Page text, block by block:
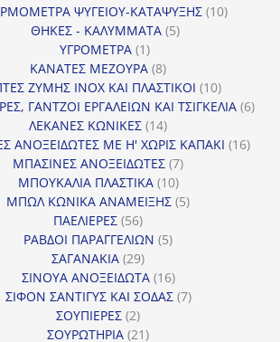
προϊόντα
ΨΥΓΕΙΟΥ-ΚΑΤΑΨΥΞΗΣ 1010
ΘΗΚΕΣ - ΚΑΛΥΜΜΑΤΑ 55
ΥΓΡΟΜΕΤΡΑ 11
προϊόν
ΚΑΝΑΤΕΣ ΜΕΖΟΥΡΑ 88
προϊόντα
ΖΥΜΗΣ INOX ΚΑΙ ΠΛΑΣΤΙΚΟΙ 1010
προϊόντα
ΓΑΝΤΖΟΙ ΕΡΓΑΛΕΙΩΝ ΚΑΙ ΤΣΙΓΚΕΛΙΑ 66
ΛΕΚΑΝΕΣ ΚΩΝΙΚΕΣ 1414
προϊόντα
ΑΝΟΞΕΙΔΩΤΕΣ ΜΕ Η' ΧΩΡΙΣ ΚΑΠΑΚΙ 1616
ΜΠΑΣΙΝΕΣ ΑΝΟΞΕΙΔΩΤΕΣ 77
ΜΠΟΥΚΑΛΙΑ ΠΛΑΣΤΙΚΑ 1010
προϊόντα
ΜΠΩΛ ΚΩΝΙΚΑ ΑΝΑΜΕΙΞΗΣ 55
ΠΑΕΛΙΕΡΕΣ 5656
προϊόντα
ΡΑΒΔΟΙ ΠΑΡΑΓΓΕΛΙΩΝ 55
ΣΑΓΑΝΑΚΙΑ 2929
προϊόντα
ΣΙΝΟΥΑ ΑΝΟΞΕΙΔΩΤΑ 1616
προϊόντα
ΣΙΦΟΝ ΣΑΝΤΙΓΥΣ ΚΑΙ ΣΟΔΑΣ 77
ΣΟΥΠΙΕΡΕΣ 22
προϊόντα
ΣΟΥΡΩΤΗΡΙΑ 2121